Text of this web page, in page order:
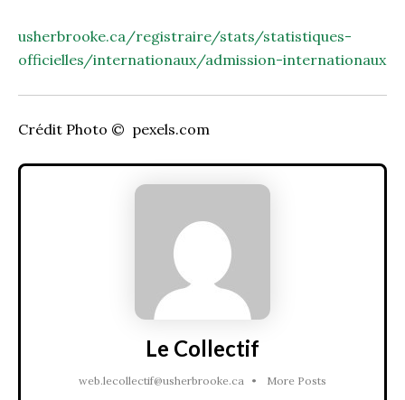
usherbrooke.ca/registraire/stats/statistiques-
officielles/internationaux/admission-internationaux
Crédit Photo © pexels.com
Le Collectif
web.lecollectif@usherbrooke.ca • More Posts